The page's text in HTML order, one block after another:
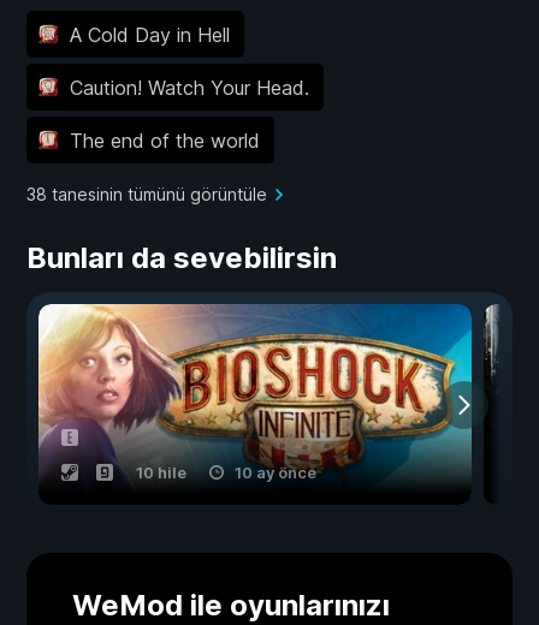
A Cold Day in Hell
Caution! Watch Your Head.
The end of the world
38 tanesinin tümünü görüntüle
Bunları da sevebilirsin
10 hile 10 ay önce
WeMod ile oyunlarınızı